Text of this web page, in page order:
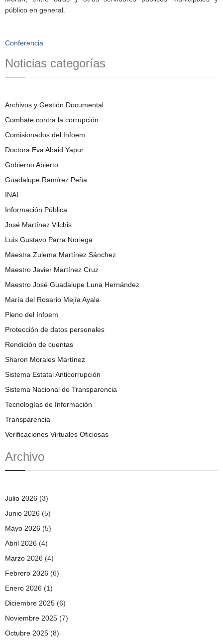
público en general.
Conferencia
Noticias categorías
Archivos y Gestión Documental
Combate contra la corrupción
Comisionados del Infoem
Doctora Eva Abaid Yapur
Gobierno Abierto
Guadalupe Ramírez Peña
INAI
Información Pública
José Martínez Vilchis
Luis Gustavo Parra Noriega
Maestra Zulema Martínez Sánchez
Maestro Javier Martínez Cruz
Maestro José Guadalupe Luna Hernández
María del Rosario Mejía Ayala
Pleno del Infoem
Protección de datos personales
Rendición de cuentas
Sharon Morales Martínez
Sistema Estatal Anticorrupción
Sistema Nacional de Transparencia
Tecnologías de Información
Transparencia
Verificaciones Virtuales Oficiosas
Archivo
Julio 2026 (3)
Junio 2026 (5)
Mayo 2026 (5)
Abril 2026 (4)
Marzo 2026 (4)
Febrero 2026 (6)
Enero 2026 (1)
Diciembre 2025 (6)
Noviembre 2025 (7)
Octubre 2025 (8)